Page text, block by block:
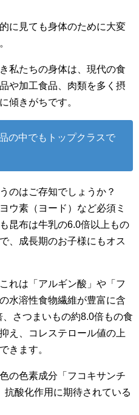
に見ても身体のために大変
私たちの身体は、現代の食
や加工食品、肉類を多く摂
傾きがちです。
の中でもトップクラスで
のはご存知でしょうか？
ウ素（ヨード）など必須ミ
昆布は牛乳の6.0倍以上もの
、成長期のお子様にもオス
れは「アルギン酸」や「フ
水溶性食物繊維が豊富に含
さつまいもの約8.0倍もの食
え、コレステロール値の上
きます。
の色素成分「フコキサンチ
抗酸化作用に期待されている